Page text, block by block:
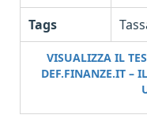
Tags
VISUALIZZA IL
DEF.FINANZE.IT –